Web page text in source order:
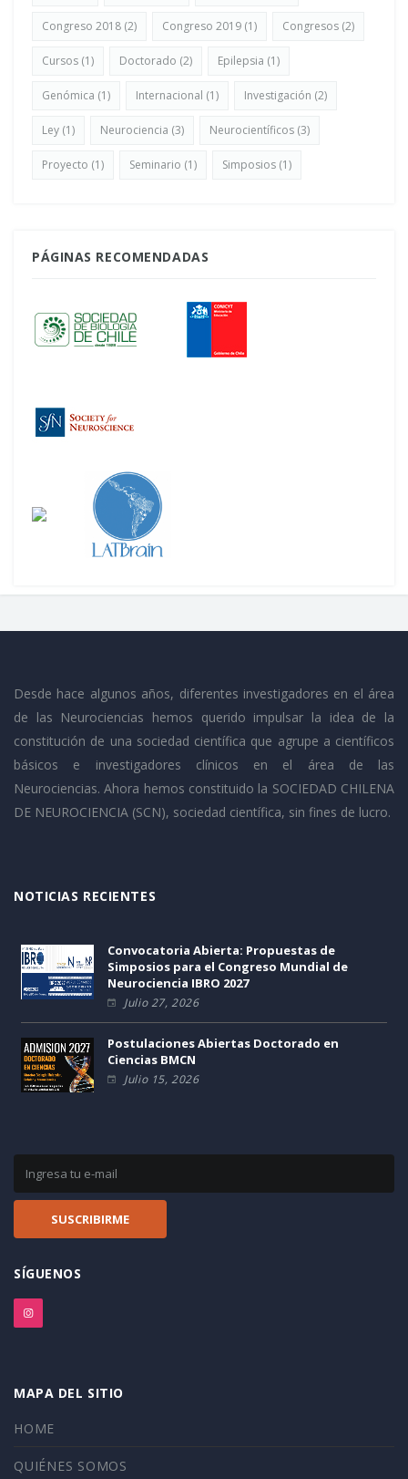
Congreso 2018 (2) Congreso 2019 (1) Congresos (2)
Cursos (1) Doctorado (2) Epilepsia (1)
Genómica (1) Internacional (1) Investigación (2)
Ley (1) Neurociencia (3) Neurocientíficos (3)
Proyecto (1) Seminario (1) Simposios (1)
PÁGINAS RECOMENDADAS
Desde hace algunos años, diferentes investigadores en el área
de las Neurociencias hemos querido impulsar la idea de la
constitución de una sociedad científica que agrupe a científicos
básicos e investigadores clínicos en el área de las
Neurociencias. Ahora hemos constituido la SOCIEDAD CHILENA
DE NEUROCIENCIA (SCN), sociedad científica, sin fines de lucro.
NOTICIAS RECIENTES
Convocatoria Abierta: Propuestas de
Simposios para el Congreso Mundial de
Neurociencia IBRO 2027
Julio 27, 2026
Postulaciones Abiertas Doctorado en
Ciencias BMCN
Julio 15, 2026
SÍGUENOS
MAPA DEL SITIO
HOME
QUIÉNES SOMOS